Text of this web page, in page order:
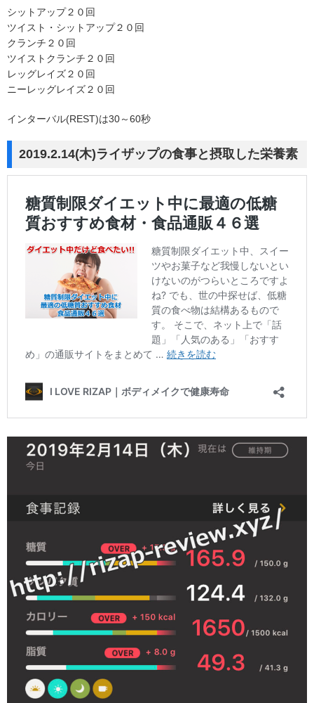
シットアップ２０回
ツイスト・シットアップ２０回
クランチ２０回
ツイストクランチ２０回
レッグレイズ２０回
ニーレッグレイズ２０回
インターバル(REST)は30～60秒
2019.2.14(木)ライザップの食事と摂取した栄養素